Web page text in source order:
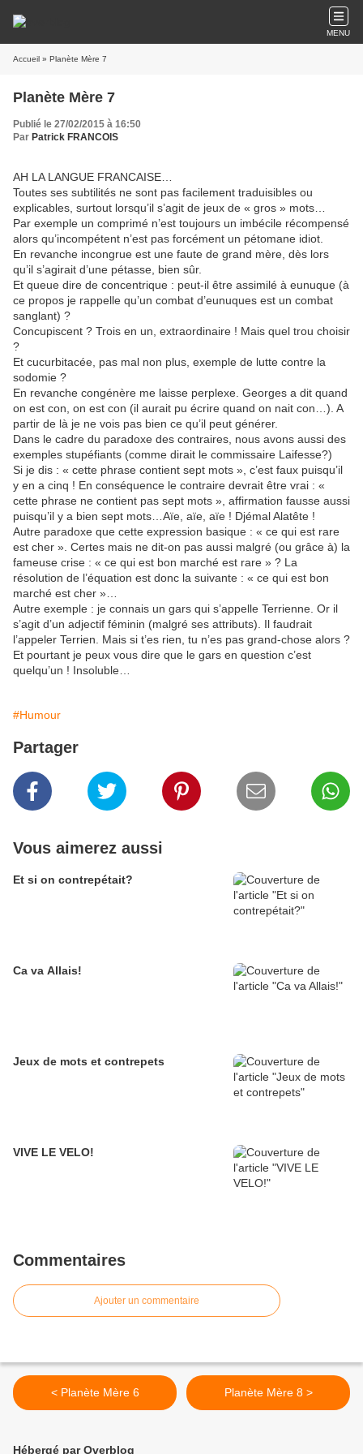
MENU
Accueil » Planète Mère 7
Planète Mère 7
Publié le 27/02/2015 à 16:50
Par Patrick FRANCOIS
AH LA LANGUE FRANCAISE…
Toutes ses subtilités ne sont pas facilement traduisibles ou
explicables, surtout lorsqu’il s’agit de jeux de « gros » mots…
Par exemple un comprimé n’est toujours un imbécile récompensé
alors qu’incompétent n’est pas forcément un pétomane idiot.
En revanche incongrue est une faute de grand mère, dès lors
qu’il s’agirait d’une pétasse, bien sûr.
Et queue dire de concentrique : peut-il être assimilé à eunuque (à
ce propos je rappelle qu’un combat d’eunuques est un combat
sanglant) ?
Concupiscent ? Trois en un, extraordinaire ! Mais quel trou choisir
?
Et cucurbitacée, pas mal non plus, exemple de lutte contre la
sodomie ?
En revanche congénère me laisse perplexe. Georges a dit quand
on est con, on est con (il aurait pu écrire quand on nait con…). A
partir de là je ne vois pas bien ce qu’il peut générer.
Dans le cadre du paradoxe des contraires, nous avons aussi des
exemples stupéfiants (comme dirait le commissaire Laifesse?)
Si je dis : « cette phrase contient sept mots », c’est faux puisqu’il
y en a cinq ! En conséquence le contraire devrait être vrai : «
cette phrase ne contient pas sept mots », affirmation fausse aussi
puisqu’il y a bien sept mots…Aïe, aïe, aïe ! Djémal Alatête !
Autre paradoxe que cette expression basique : « ce qui est rare
est cher ». Certes mais ne dit-on pas aussi malgré (ou grâce à) la
fameuse crise : « ce qui est bon marché est rare » ? La
résolution de l’équation est donc la suivante : « ce qui est bon
marché est cher »…
Autre exemple : je connais un gars qui s’appelle Terrienne. Or il
s’agit d’un adjectif féminin (malgré ses attributs). Il faudrait
l’appeler Terrien. Mais si t’es rien, tu n’es pas grand-chose alors ?
Et pourtant je peux vous dire que le gars en question c’est
quelqu’un ! Insoluble…
#Humour
Partager
Vous aimerez aussi
Et si on contrepétait?
Ca va Allais!
Jeux de mots et contrepets
VIVE LE VELO!
Commentaires
Ajouter un commentaire
< Planète Mère 6 Planète Mère 8 >
Hébergé par Overblog